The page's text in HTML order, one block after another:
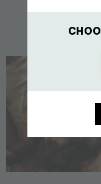
ZWART
199,-